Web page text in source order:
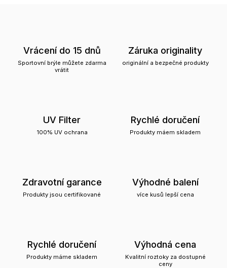
Vrácení do 15 dnů
Sportovní brýle můžete zdarma
vrátit
Záruka originality
originální a bezpečné produkty
UV Filter
100% UV ochrana
Rychlé doručení
Produkty máem skladem
Zdravotní garance
Produkty jsou certifikované
Výhodné balení
více kusů lepší cena
Rychlé doručení
Produkty máme skladem
Výhodná cena
Kvalitní roztoky za dostupné
ceny